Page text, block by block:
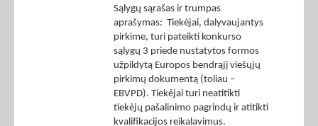
Sąlygų sąrašas ir trumpas
aprašymas: Tiekėjai, dalyvaujantys
pirkime, turi pateikti konkurso
sąlygų 3 priede nustatytos formos
užpildytą Europos bendrąjį viešųjų
pirkimų dokumentą (toliau –
EBVPD). Tiekėjai turi neatitikti
tiekėjų pašalinimo pagrindų ir atitikti
kvalifikacijos reikalavimus.